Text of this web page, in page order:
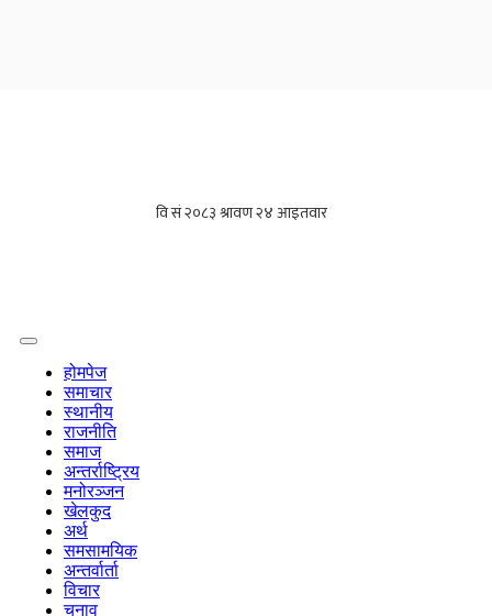
होमपेज
समाचार
स्थानीय
राजनीति
समाज
अन्तर्राष्ट्रिय
मनोरञ्जन
खेलकुद
अर्थ
समसामयिक
अन्तर्वार्ता
विचार
चुनाव